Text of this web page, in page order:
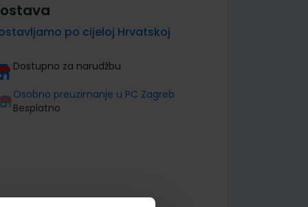
po cijeloj Hrvatskoj
Dostupno za narudžbu
Osobno preuzimanje u PC Zagreb
Besplatno